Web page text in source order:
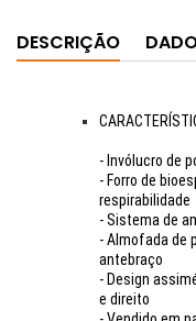
DESCRIÇÃO
- Invólucro de
- Forro de
respirabilidade
- Sistema de
- Almofada de
antebraço
- Design
e direito